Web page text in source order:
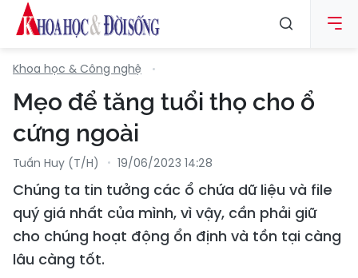
Khoa học & Công nghệ
Mẹo để tăng tuổi thọ cho ổ
cứng ngoài
Tuấn Huy (T/H) 19/06/2023 14:28
Chúng ta tin tưởng các ổ chứa dữ liệu và file
quý giá nhất của mình, vì vậy, cần phải giữ
cho chúng hoạt động ổn định và tồn tại càng
lâu càng tốt.